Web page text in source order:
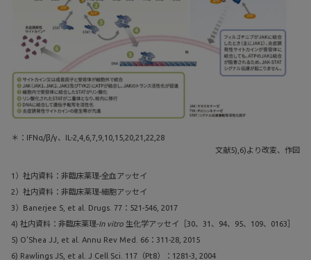
＊：IFNα/β/γ、IL-2,4,6,7,9,10,15,20,21,22,28
文献5),6)より改変、作図
1）社内資料：非臨床薬理-全血アッセイ
2）社内資料：非臨床薬理-細胞アッセイ
3）Banerjee S, et al. Drugs. 77：521-546, 2017
4) 社内資料：非臨床薬理-In vitro 生化学アッセイ［30、31、94、95、109、0163］
5) O'Shea JJ, et al. Annu Rev Med. 66：311-28, 2015
6) Rawlings JS, et al. J Cell Sci. 117（Pt8）：1281-3, 2004